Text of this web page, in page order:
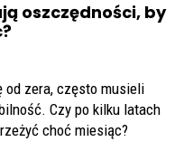
oszczędności, by
od zera, często musieli
Czy po kilku latach
choć miesiąc?